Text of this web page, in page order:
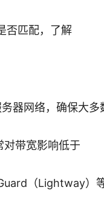
否匹配，了解
器网络，确保大多
带宽影响低于
（Lightway）